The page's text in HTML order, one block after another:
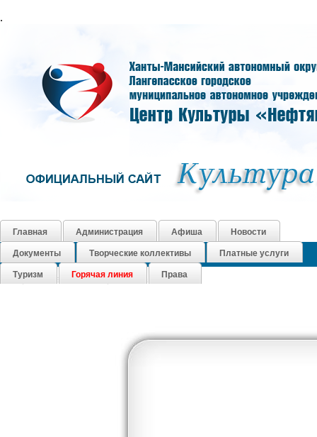
.
Главная
Как нас найти Контакты График работы Книга Почета
Социальные сети Карта сайта
Администрация Афиша Новости
Документы Творческие коллективы Платные услуги
Туризм Горячая линия Права